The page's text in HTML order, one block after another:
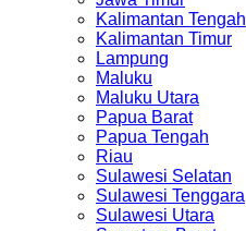
Kalimantan Tengah
Kalimantan Timur
Lampung
Maluku
Maluku Utara
Papua Barat
Papua Tengah
Riau
Sulawesi Selatan
Sulawesi Tenggara
Sulawesi Utara